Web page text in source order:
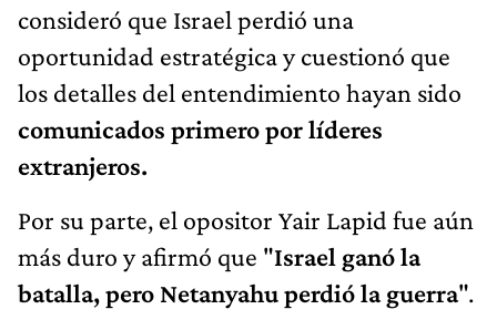
consideró que Israel perdió una
oportunidad estratégica y cuestionó que
los detalles del entendimiento hayan sido
comunicados primero por líderes
extranjeros.
Por su parte, el opositor Yair Lapid fue aún
más duro y afirmó que "Israel ganó la
batalla, pero Netanyahu perdió la guerra".